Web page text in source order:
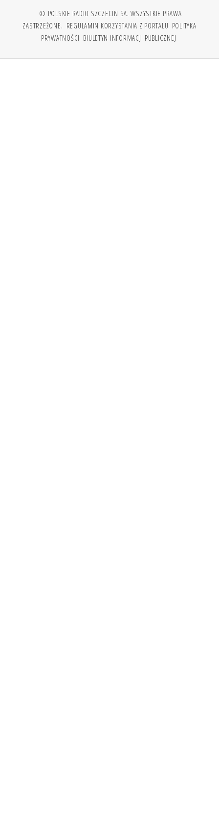
© POLSKIE RADIO SZCZECIN SA. WSZYSTKIE PRAWA
ZASTRZEŻONE. REGULAMIN KORZYSTANIA Z PORTALU POLITYKA
PRYWATNOŚCI BIULETYN INFORMACJI PUBLICZNEJ